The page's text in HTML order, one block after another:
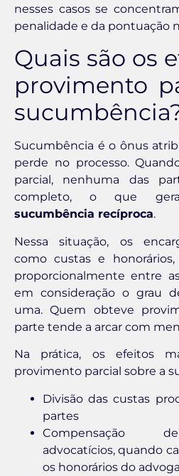
nesses casos se
penalidade e da pontuação
Quais são os
provimento
Sucumbência é o ônus
perde no processo.
parcial, nenhuma das
completo, o que
sucumbência recíproca.
Nessa situação, os
como custas e
proporcionalmente entre
em consideração o grau
uma. Quem obteve
parte tende a arcar com
Na prática, os efeitos
provimento parcial sobre a
Divisão das custas
partes
Compensação
advocatícios, quando
os honorários do